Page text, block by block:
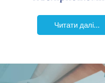
Читати далі...